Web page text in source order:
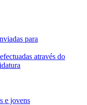
para
através do
e jovens